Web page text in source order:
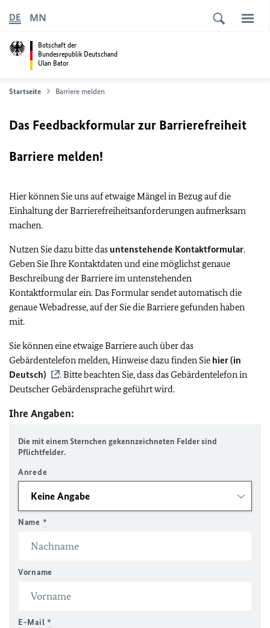
Botschaft der
Bundesrepublik Deutschand
Ulan Bator
DE MN
Startseite Barriere melden
Das Feedbackformular zur Barrierefreiheit
Barriere melden!
Hier können Sie uns auf etwaige Mängel in Bezug auf die
Einhaltung der Barrierefreiheitsanforderungen aufmerksam
machen.
Nutzen Sie dazu bitte das untenstehende Kontaktformular.
Geben Sie Ihre Kontaktdaten und eine möglichst genaue
Beschreibung der Barriere im untenstehenden
Kontaktformular ein. Das Formular sendet automatisch die
genaue Webadresse, auf der Sie die Barriere gefunden haben
mit.
Sie können eine etwaige Barriere auch über das
Gebärdentelefon melden, Hinweise dazu finden Sie hier (in
Deutsch)
. Bitte beachten Sie, dass das Gebärdentelefon in
Deutscher Gebärdensprache geführt wird.
Ihre Angaben:
Die mit einem Sternchen gekennzeichneten Felder sind
Pflichtfelder.
Anrede
Name *
Vorname
E-Mail *